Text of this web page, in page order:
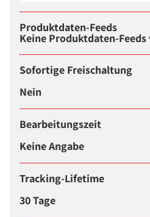
Produktdaten-Feeds
Keine Produktdaten-
Sofortige Freischaltung
Nein
Bearbeitungszeit
Keine Angabe
Tracking-Lifetime
30 Tage